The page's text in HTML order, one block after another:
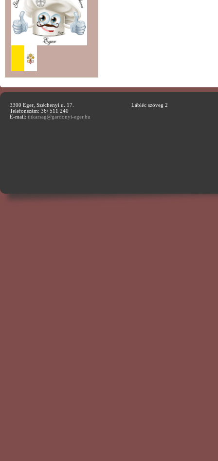
3300 Eger, Széchenyi u. 17.
Telefonszám: 36/ 511 240
E-mail: titkarsag@gardonyi-eger.hu
Lábléc szöveg 2